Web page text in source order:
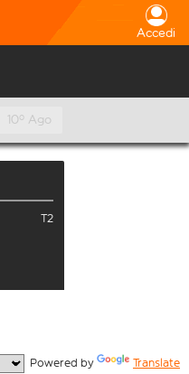
Accedi
10º Ago
T2
Powered by Translate